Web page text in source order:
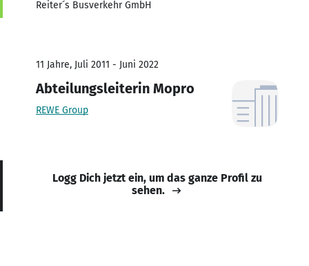
Reiter´s Busverkehr GmbH
11 Jahre, Juli 2011 - Juni 2022
Abteilungsleiterin Mopro
REWE Group
Logg Dich jetzt ein, um das ganze Profil zu
sehen.